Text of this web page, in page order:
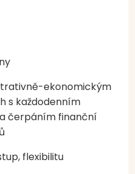
ekonomickým
s každodenním
čerpáním finanční
flexibilitu